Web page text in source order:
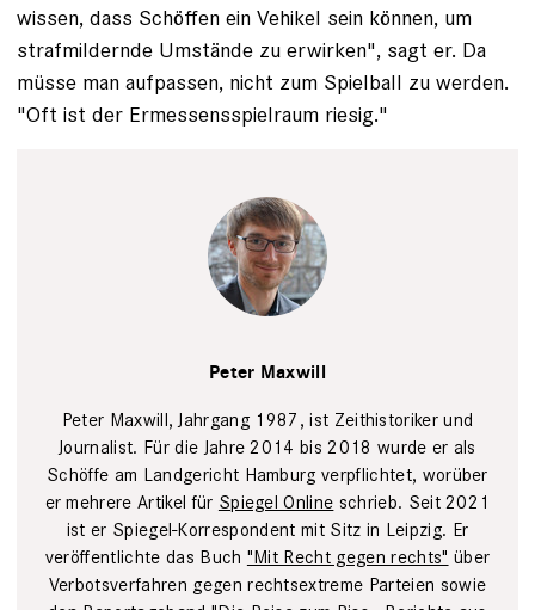
wissen, dass Schöffen ein Vehikel sein können, um
strafmildernde Umstände zu erwirken", sagt er. Da
müsse man aufpassen, nicht zum Spielball zu werden.
"Oft ist der Ermessensspielraum riesig."
Peter Maxwill
Peter Maxwill, Jahrgang 1987, ist Zeithistoriker und
Journalist. Für die Jahre 2014 bis 2018 wurde er als
Schöffe am Landgericht Hamburg verpflichtet, worüber
er mehrere Artikel für Spiegel Online schrieb. Seit 2021
ist er Spiegel-Korrespondent mit Sitz in Leipzig. Er
veröffentlichte das Buch "Mit Recht gegen rechts" über
Verbotsverfahren gegen rechtsextreme Parteien sowie